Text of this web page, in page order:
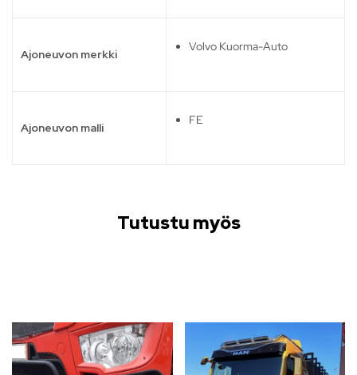
Ajoneuvon merkki
Volvo Kuorma-Auto
Ajoneuvon malli
FE
Tutustu myös